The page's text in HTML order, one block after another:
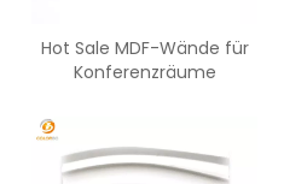
Hot Sale MDF-Wände für
Konferenzräume